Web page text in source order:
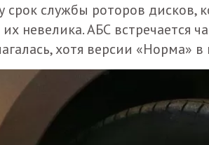
срок службы роторов
невелика. АБС встречается
хотя версии «Норма»